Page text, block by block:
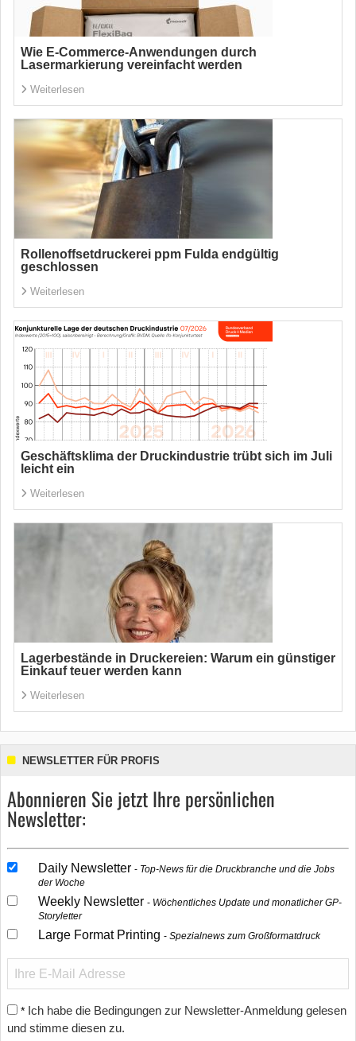
Wie E-Commerce-Anwendungen durch
Lasermarkierung vereinfacht werden
Weiterlesen
Rollenoffsetdruckerei ppm Fulda endgültig
geschlossen
Weiterlesen
Geschäftsklima der Druckindustrie trübt sich im Juli
leicht ein
Weiterlesen
Lagerbestände in Druckereien: Warum ein günstiger
Einkauf teuer werden kann
Weiterlesen
NEWSLETTER FÜR PROFIS
Abonnieren Sie jetzt Ihre persönlichen
Newsletter:
Daily Newsletter
Top-News für die Druckbranche und die Jobs
der Woche
Weekly Newsletter
Wöchentliches Update und monatlicher GP-
Storyletter
Large Format Printing Spezialnews zum Großformatdruck
* Ich habe die Bedingungen zur Newsletter-Anmeldung gelesen
und stimme diesen zu.